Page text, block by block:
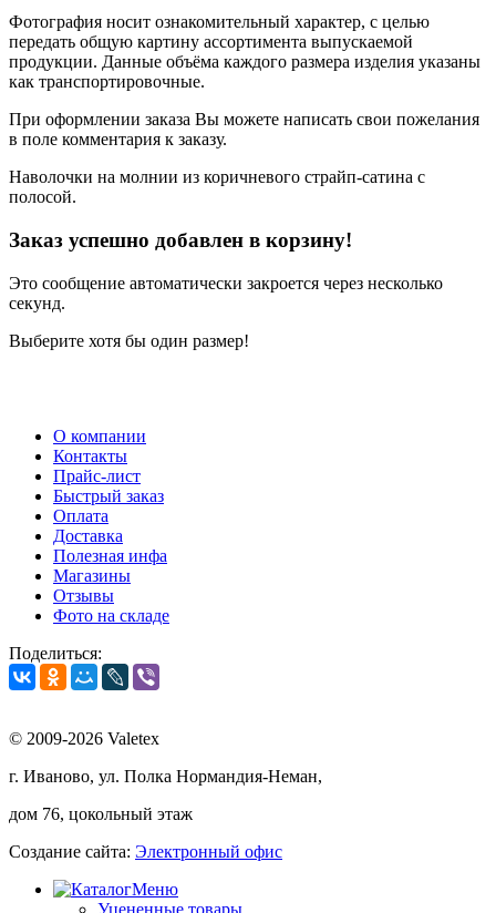
Фотография носит ознакомительный характер, с целью
передать общую картину ассортимента выпускаемой
продукции. Данные объёма каждого размера изделия указаны
как транспортировочные.
При оформлении заказа Вы можете написать свои пожелания
в поле комментария к заказу.
Наволочки на молнии из коричневого страйп-сатина с
полосой.
Заказ успешно добавлен в корзину!
Это сообщение автоматически закроется через несколько
секунд.
Выберите хотя бы один размер!
О компании
Контакты
Прайс-лист
Быстрый заказ
Оплата
Доставка
Полезная инфа
Магазины
Отзывы
Фото на складе
Поделиться:
© 2009-2026 Valetex
г. Иваново, ул. Полка Нормандия-Неман,
дом 76, цокольный этаж
Создание сайта: Электронный офис
Меню
Уцененные товары